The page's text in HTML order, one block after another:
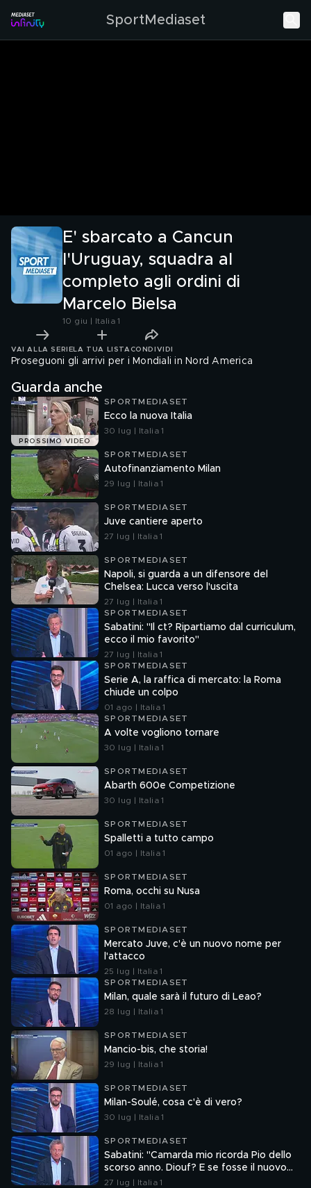
SportMediaset
E' sbarcato a Cancun
l'Uruguay, squadra al
completo agli ordini di
Marcelo Bielsa
10 giu | Italia 1
VAI ALLA SERIE LA TUA LISTA CONDIVIDI
Proseguoni gli arrivi per i Mondiali in Nord America
Guarda anche
PROSSIMO VIDEO
SPORTMEDIASET
Ecco la nuova Italia
30 lug | Italia 1
SPORTMEDIASET
Autofinanziamento Milan
29 lug | Italia 1
SPORTMEDIASET
Juve cantiere aperto
27 lug | Italia 1
SPORTMEDIASET
Napoli, si guarda a un difensore del
Chelsea: Lucca verso l'uscita
27 lug | Italia 1
SPORTMEDIASET
Sabatini: "Il ct? Ripartiamo dal curriculum,
ecco il mio favorito"
27 lug | Italia 1
SPORTMEDIASET
Serie A, la raffica di mercato: la Roma
chiude un colpo
01 ago | Italia 1
SPORTMEDIASET
A volte vogliono tornare
30 lug | Italia 1
SPORTMEDIASET
Abarth 600e Competizione
30 lug | Italia 1
SPORTMEDIASET
Spalletti a tutto campo
01 ago | Italia 1
SPORTMEDIASET
Roma, occhi su Nusa
01 ago | Italia 1
SPORTMEDIASET
Mercato Juve, c'è un nuovo nome per
l'attacco
25 lug | Italia 1
SPORTMEDIASET
Milan, quale sarà il futuro di Leao?
28 lug | Italia 1
SPORTMEDIASET
Mancio-bis, che storia!
29 lug | Italia 1
SPORTMEDIASET
Milan-Soulé, cosa c'è di vero?
30 lug | Italia 1
SPORTMEDIASET
Sabatini: "Camarda mio ricorda Pio dello
scorso anno. Diouf? E se fosse il nuovo
Dumfries?"
27 lug | Italia 1